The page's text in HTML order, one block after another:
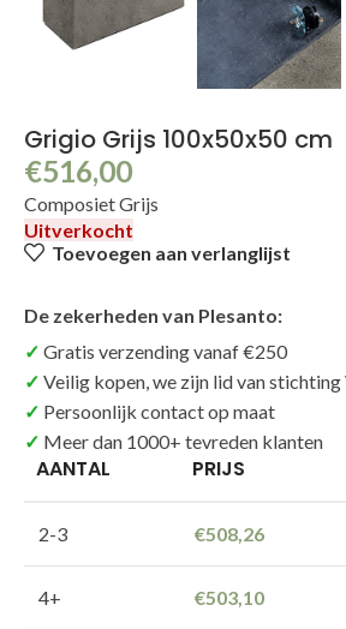
Grigio Grijs 100x50x50 cm
€516,00
Composiet Grijs
Uitverkocht
Toevoegen aan verlanglijst
De zekerheden van Plesanto:
Gratis verzending vanaf €250
Veilig kopen, we zijn lid van
Persoonlijk contact op maat
Meer dan 1000+ tevreden klanten
AANTAL PRIJS
2-3 €508,26
4+ €503,10